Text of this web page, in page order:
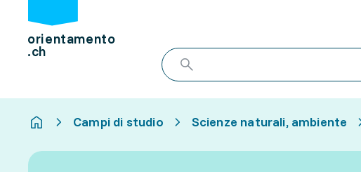
orientamento
.ch
Campi di studio Scienze naturali, ambiente